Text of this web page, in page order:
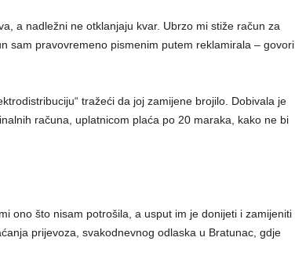
a nadležni ne otklanjaju kvar. Ubrzo mi stiže račun za
sam pravovremeno pismenim putem reklamirala – govori
tražeći da joj zamijene brojilo. Dobivala je
računa, uplatnicom plaća po 20 maraka, kako ne bi
ono što nisam potrošila, a usput im je donijeti i zamijeniti
prijevoza, svakodnevnog odlaska u Bratunac, gdje